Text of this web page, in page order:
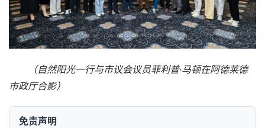
（自然阳光一行与市议会议员菲利普·马顿在阿德莱德
市政厅合影）
免责声明